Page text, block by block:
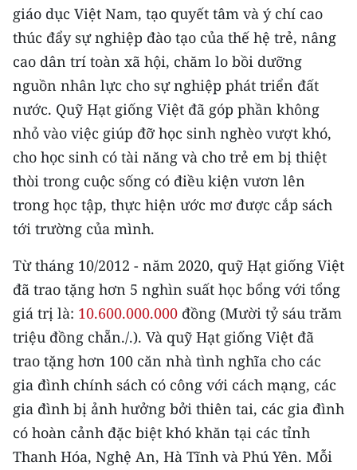
CHƯƠNG TRÌNH OCOP - MỖI XÃ
MỘT SẢN PHẨM
RADIO
MEDIA CENTER
E-Magazine
Video
Media Chính trị
Media Kinh tế
Media Văn hóa
Media Xã hội
Media Pháp luật
Media Du lịch
Media Thế giới
giáo dục Việt Nam, tạo quyết tâm và ý chí cao
thúc đẩy sự nghiệp đào tạo của thế hệ trẻ, nâng
cao dân trí toàn xã hội, chăm lo bồi dưỡng
nguồn nhân lực cho sự nghiệp phát triển đất
nước. Quỹ Hạt giống Việt đã góp phần không
nhỏ vào việc giúp đỡ học sinh nghèo vượt khó,
cho học sinh có tài năng và cho trẻ em bị thiệt
thòi trong cuộc sống có điều kiện vươn lên
trong học tập, thực hiện ước mơ được cắp sách
tới trường của mình.
Từ tháng 10/2012 - năm 2020, quỹ Hạt giống Việt
đã trao tặng hơn 5 nghìn suất học bổng với tổng
giá trị là: 10.600.000.000 đồng (Mười tỷ sáu trăm
triệu đồng chẵn./.). Và quỹ Hạt giống Việt đã
trao tặng hơn 100 căn nhà tình nghĩa cho các
gia đình chính sách có công với cách mạng, các
gia đình bị ảnh hưởng bởi thiên tai, các gia đình
có hoàn cảnh đặc biệt khó khăn tại các tỉnh
Thanh Hóa, Nghệ An, Hà Tĩnh và Phú Yên. Mỗi